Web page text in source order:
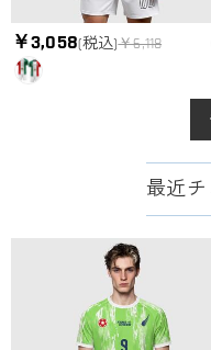
￥3,058(税込)￥6,118
最近